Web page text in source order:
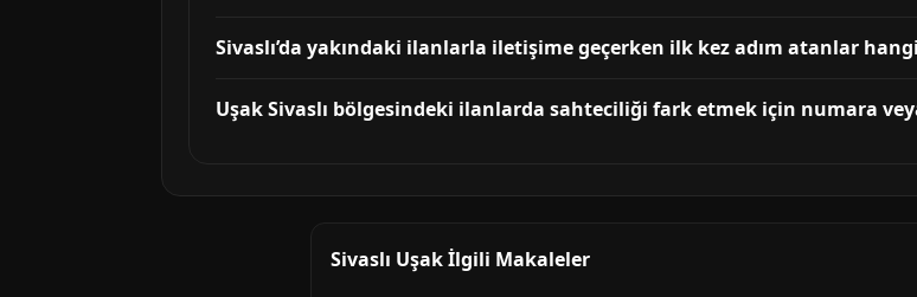
Sivaslı’da yakındaki ilanlarla iletişime geçerken ilk kez adım atanlar
Uşak Sivaslı bölgesindeki ilanlarda sahteciliği fark etmek için numara
Sivaslı Uşak İlgili Makaleler